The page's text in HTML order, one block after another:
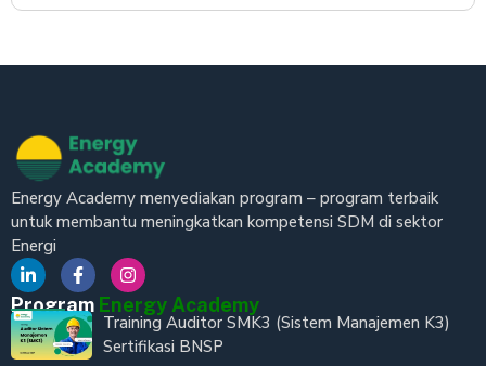
Energy Academy menyediakan program – program terbaik
untuk membantu meningkatkan kompetensi SDM di sektor
Energi
Program Energy Academy
Training Auditor SMK3 (Sistem Manajemen K3)
Sertifikasi BNSP